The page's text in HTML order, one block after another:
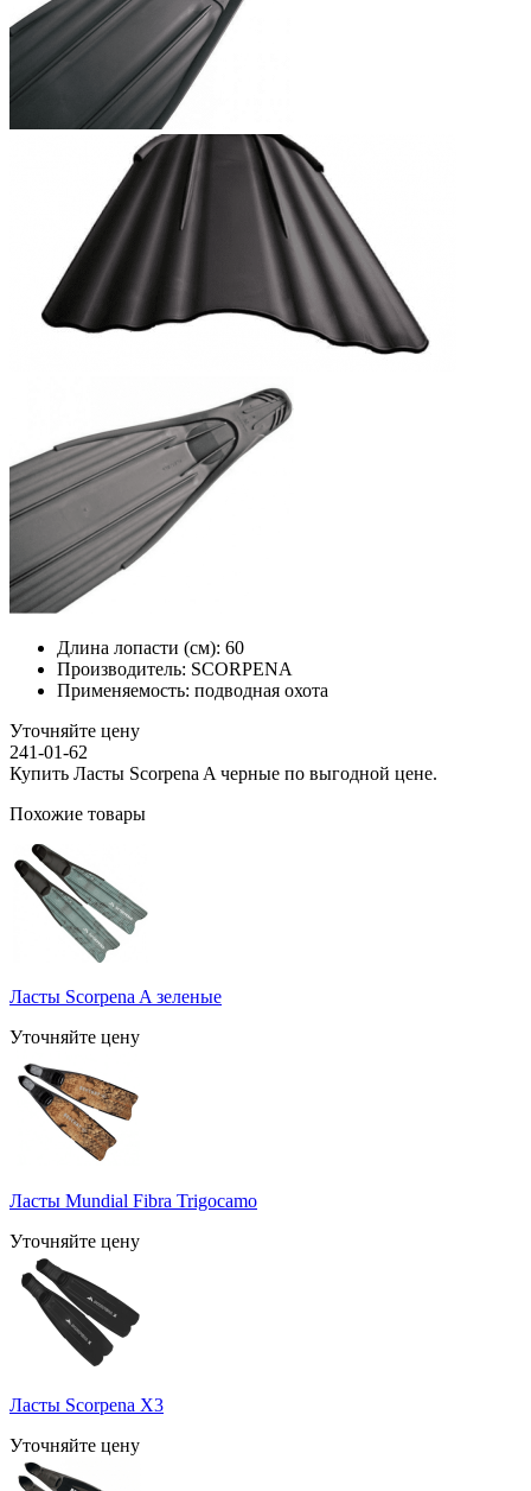
Длина лопасти (см): 60
Производитель: SCORPENA
Применяемость: подводная охота
Уточняйте цену
241-01-62
Купить Ласты Scorpena A черные по выгодной цене.
Похожие товары
Ласты Scorpena A зеленые
Уточняйте цену
Ласты Mundial Fibra Trigocamo
Уточняйте цену
Ласты Scorpena X3
Уточняйте цену